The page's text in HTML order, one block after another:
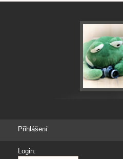
Přihlášení
Login: